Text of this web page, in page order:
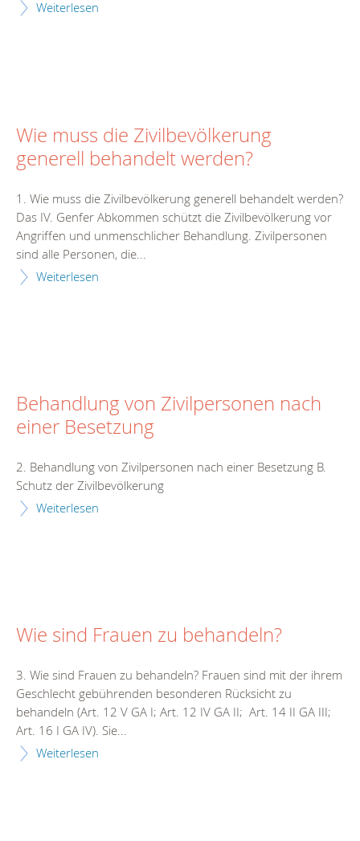
Weiterlesen
Wie muss die Zivilbevölkerung
generell behandelt werden?
1. Wie muss die Zivilbevölkerung generell behandelt werden?
Das IV. Genfer Abkommen schützt die Zivilbevölkerung vor
Angriffen und unmenschlicher Behandlung. Zivilpersonen
sind alle Personen, die...
Weiterlesen
Behandlung von Zivilpersonen nach
einer Besetzung
2. Behandlung von Zivilpersonen nach einer Besetzung B.
Schutz der Zivilbevölkerung
Weiterlesen
Wie sind Frauen zu behandeln?
3. Wie sind Frauen zu behandeln? Frauen sind mit der ihrem
Geschlecht gebührenden besonderen Rücksicht zu
behandeln (Art. 12 V GA I; Art. 12 IV GA II; Art. 14 II GA III;
Art. 16 I GA IV). Sie...
Weiterlesen